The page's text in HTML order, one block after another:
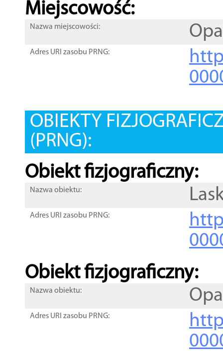
Miejscowość:
Nazwa miejscowości:
Adres URI zasobu PRNG:
OBIEKTY
(PRNG):
Obiekt fizjograficzny:
Nazwa obiektu:
Adres URI zasobu PRNG:
Obiekt fizjograficzny:
Nazwa obiektu:
Adres URI zasobu PRNG: